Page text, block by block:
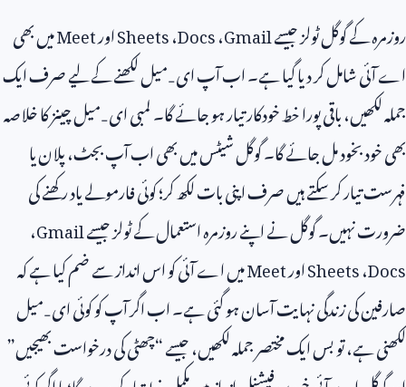
روزمرہ کے گوگل ٹولز جیسےGmail،Docs،SheetsاورMeetمیں بھی
اے آئی شامل کر دیا گیا ہے۔ اب آپ ای‑میل لکھنے کے لیے صرف ایک
جملہ لکھیں، باقی پورا خط خودکار تیار ہو جائے گا۔ لمبی ای‑میل چینز کا خلاصہ
بھی خود بخود مل جائے گا۔ گوگل شیٹس میں بھی اب آپ بجٹ، پلان یا
فہرست تیار کر سکتے ہیں صرف اپنی بات لکھ کر؛ کوئی فارمولے یاد رکھنے کی
ضرورت نہیں۔ گوگل نے اپنے روزمرہ استعمال کے ٹولز جیسےGmail،
Docs،SheetsاورMeetمیں اے آئی کو اس انداز سے ضم کیا ہے کہ
صارفین کی زندگی نہایت آسان ہو گئی ہے۔ اب اگر آپ کو کوئی ای‑میل
لکھنی ہے، تو بس ایک مختصر جملہ لکھیں، جیسے “چھٹی کی درخواست بھیجیں”